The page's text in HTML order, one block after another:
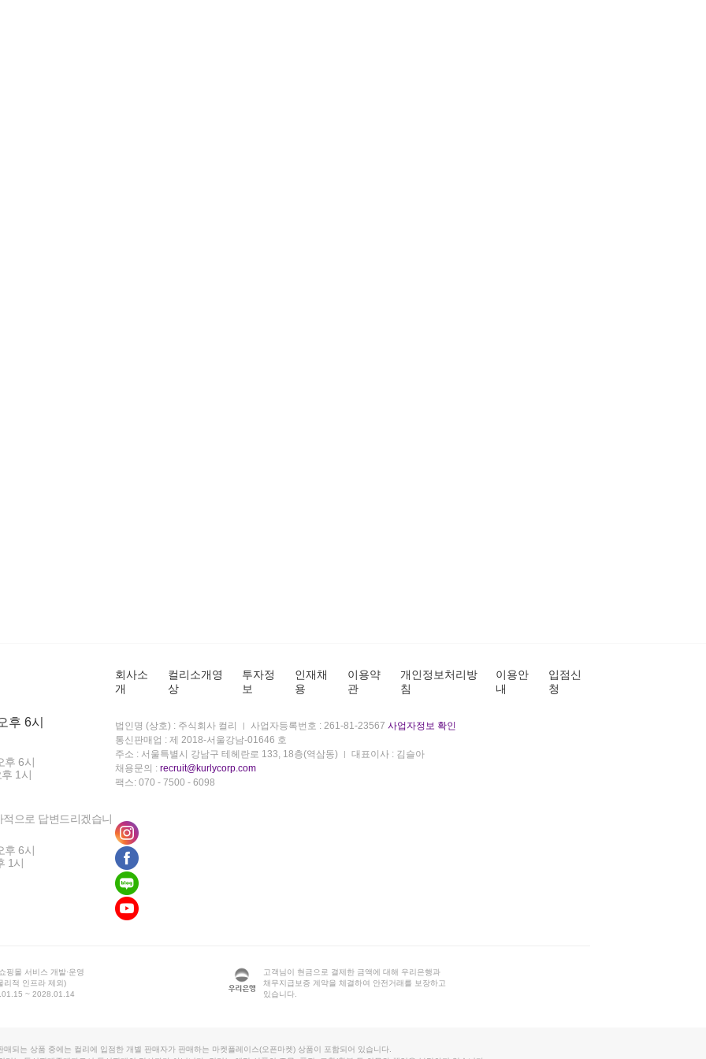
후 6시
후 6시
1시
으로 답변드리겠습니
후 6시
1시
회사소
개
컬리소개영
상
투자정
보
인재채
용
이용약
관
개인정보처리방
침
이용안
내
입점신
청
법인명 (상호) : 주식회사 컬리 사업자등록번호 : 261-81-23567 사업자정보 확인
통신판매업 : 제 2018-서울강남-01646 호
주소 : 서울특별시 강남구 테헤란로 133, 18층(역삼동)
대표이사 : 김슬아
채용문의 : recruit@kurlycorp.com
팩스: 070 - 7500 - 6098
핑몰 서비스 개발·운영
리적 인프라 제외)
~ 2028.01.14
고객님이 현금으로 결제한 금액에 대해 우리은행과
채무지급보증 계약을 체결하여 안전거래를 보장하고
있습니다.
매되는 상품 중에는 컬리에 입점한 개별 판매자가 판매하는 마켓플레이스(오픈마켓) 상품이 포함되어 있습니다.